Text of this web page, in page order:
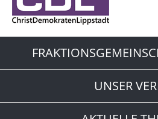
UNSER